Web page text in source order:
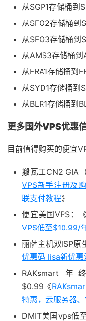
从SGP1存储桶到
从SFO2存储桶到
从SFO3存储桶到
从AMS3存储桶
从FRA1存储桶到
从SYD1存储桶到
从BLR1存储桶到
更多国外VPS优惠
目前值得购买的便宜
搬瓦工CN2 GIA
VPS新手注册及
联支付教程》
便宜美国VPS：《
VPS低至$10.99/
丽萨主机双ISP原
优惠码 lisa新优惠
RAKsmart
$0.99《
特惠，云服务器
DMIT美国vps低